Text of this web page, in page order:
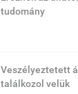
tudomány
Veszélyeztetett
találkozol velük